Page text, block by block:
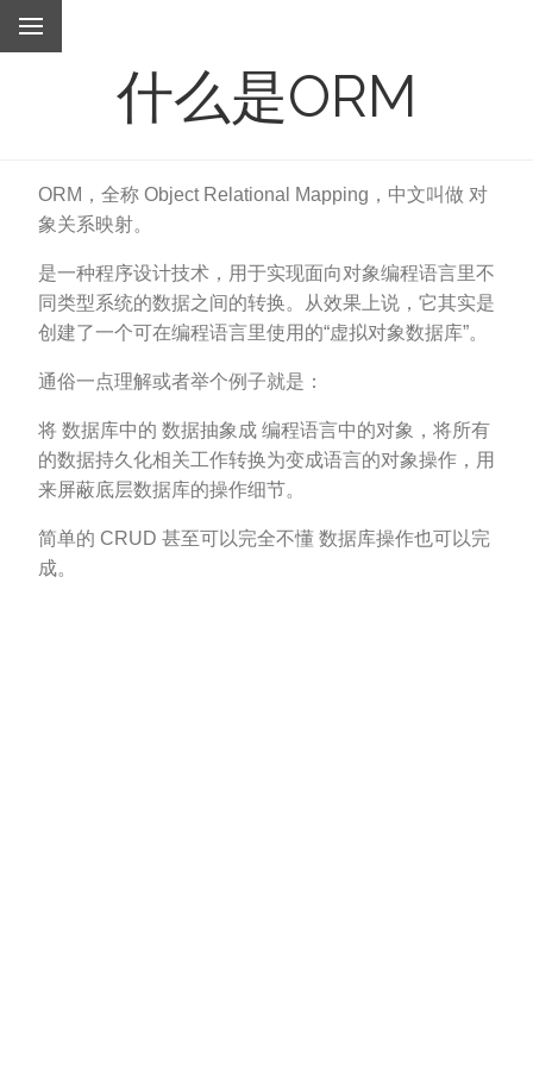
什么是ORM
ORM，全称 Object Relational Mapping，中文叫做 对
象关系映射。
是一种程序设计技术，用于实现面向对象编程语言里不
同类型系统的数据之间的转换。从效果上说，它其实是
创建了一个可在编程语言里使用的“虚拟对象数据库”。
通俗一点理解或者举个例子就是：
将 数据库中的 数据抽象成 编程语言中的对象，将所有
的数据持久化相关工作转换为变成语言的对象操作，用
来屏蔽底层数据库的操作细节。
简单的 CRUD 甚至可以完全不懂 数据库操作也可以完
成。